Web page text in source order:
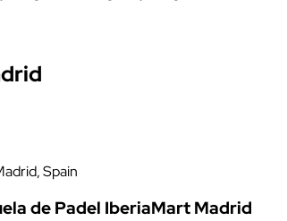
Spain
de Padel IberiaMart Madrid